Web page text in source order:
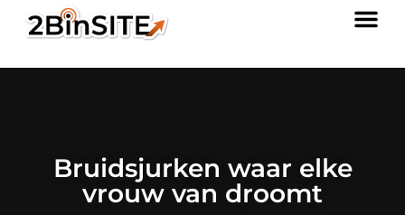
Bruidsjurken waar elke
vrouw van droomt